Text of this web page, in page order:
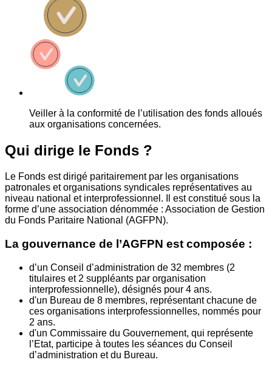
Veiller à la conformité de l’utilisation des fonds alloués
aux organisations concernées.
Qui dirige le Fonds ?
Le Fonds est dirigé paritairement par les organisations
patronales et organisations syndicales représentatives au
niveau national et interprofessionnel. Il est constitué sous la
forme d’une association dénommée : Association de Gestion
du Fonds Paritaire National (AGFPN).
La gouvernance de l’AGFPN est composée :
d’un Conseil d’administration de 32 membres (2
titulaires et 2 suppléants par organisation
interprofessionnelle), désignés pour 4 ans.
d'un Bureau de 8 membres, représentant chacune de
ces organisations interprofessionnelles, nommés pour
2 ans.
d'un Commissaire du Gouvernement, qui représente
l’Etat, participe à toutes les séances du Conseil
d’administration et du Bureau.